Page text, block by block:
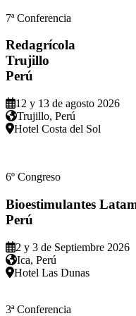
7ª Conferencia
Redagrícola
Trujillo
Perú
12 y 13 de agosto 2026
Trujillo, Perú
Hotel Costa del Sol
6º Congreso
Bioestimulantes
Perú
2 y 3 de Septiembre 2026
Ica, Perú
Hotel Las Dunas
3ª Conferencia